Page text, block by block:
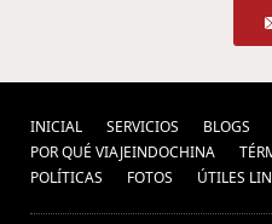
Complejo de Trang
indochina (1) ,
Indochina (8) ,
a hoian (6) ,viajes a china
INICIAL SERVICIOS BLOGS
POR QUÉ VIAJEINDOCHINA
POLÍ­TICAS
FOTOS ÚTILES